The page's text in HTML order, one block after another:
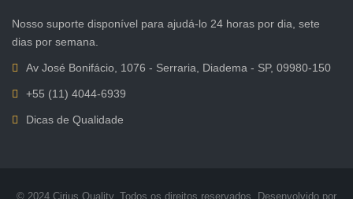
Nosso suporte disponível para ajudá-lo 24 horas por dia, sete
dias por semana.
Av José Bonifácio, 1076 - Serraria, Diadema - SP, 09980-150
+55 (11) 4044-6939
Dicas de Qualidade
© 2024 Cirius Quality. Todos os direitos reservados. Desenvolvido por